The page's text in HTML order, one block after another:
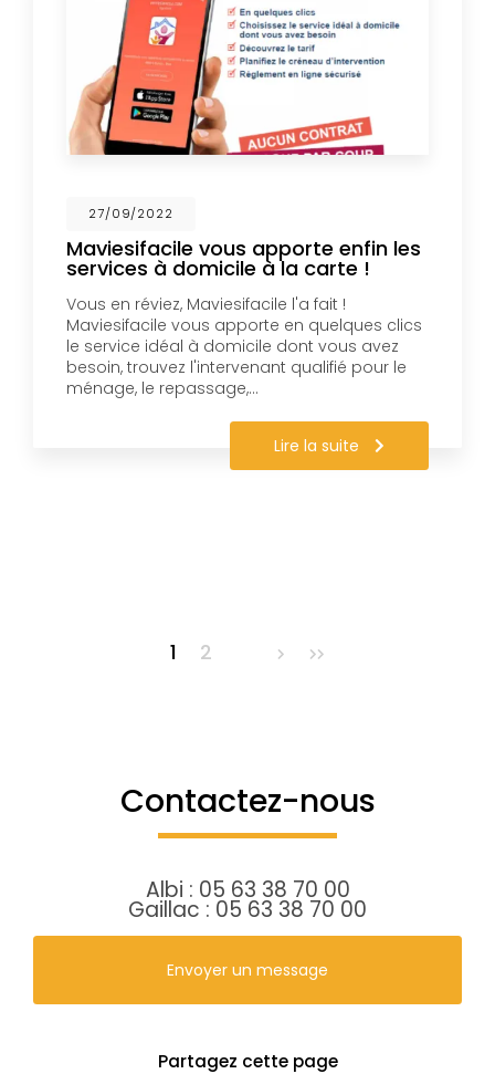
27/09/2022
Maviesifacile vous apporte enfin les
services à domicile à la carte !
Vous en réviez, Maviesifacile l'a fait !
Maviesifacile vous apporte en quelques clics
le service idéal à domicile dont vous avez
besoin, trouvez l'intervenant qualifié pour le
ménage, le repassage,…
Lire la suite
1 2
Contactez-nous
Albi : 05 63 38 70 00
Gaillac : 05 63 38 70 00
Envoyer un message
Partagez cette page